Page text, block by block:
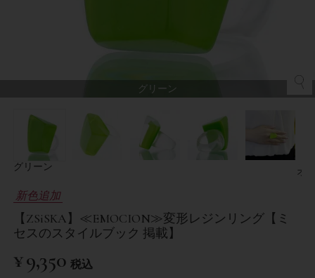
グリーン
グリーン オ
新色追加
【ZSiSKA】≪EMOCION≫変形レジンリング【ミ
セスのスタイルブック 掲載】
¥9,350 税込